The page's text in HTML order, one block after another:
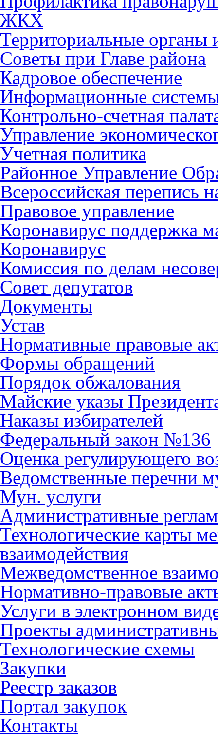
ЖКХ
Территориальные органы
Советы при Главе района
Кадровое обеспечение
Информационные
Контрольно-счетная
Управление
Учетная политика
Районное Управление
Всероссийская перепись
Правовое управление
Коронавирус поддержка
Коронавирус
Комиссия по делам
Совет депутатов
Документы
Устав
Нормативные правовые
Формы обращений
Порядок обжалования
Майские указы
Наказы избирателей
Федеральный закон №136
Оценка регулирующего
Ведомственные перечни
Мун. услуги
Административные
Технологические карты
взаимодействия
Межведомственное
Нормативно-правовые
Услуги в электронном
Проекты
Технологические схемы
Закупки
Реестр заказов
Портал закупок
Контакты